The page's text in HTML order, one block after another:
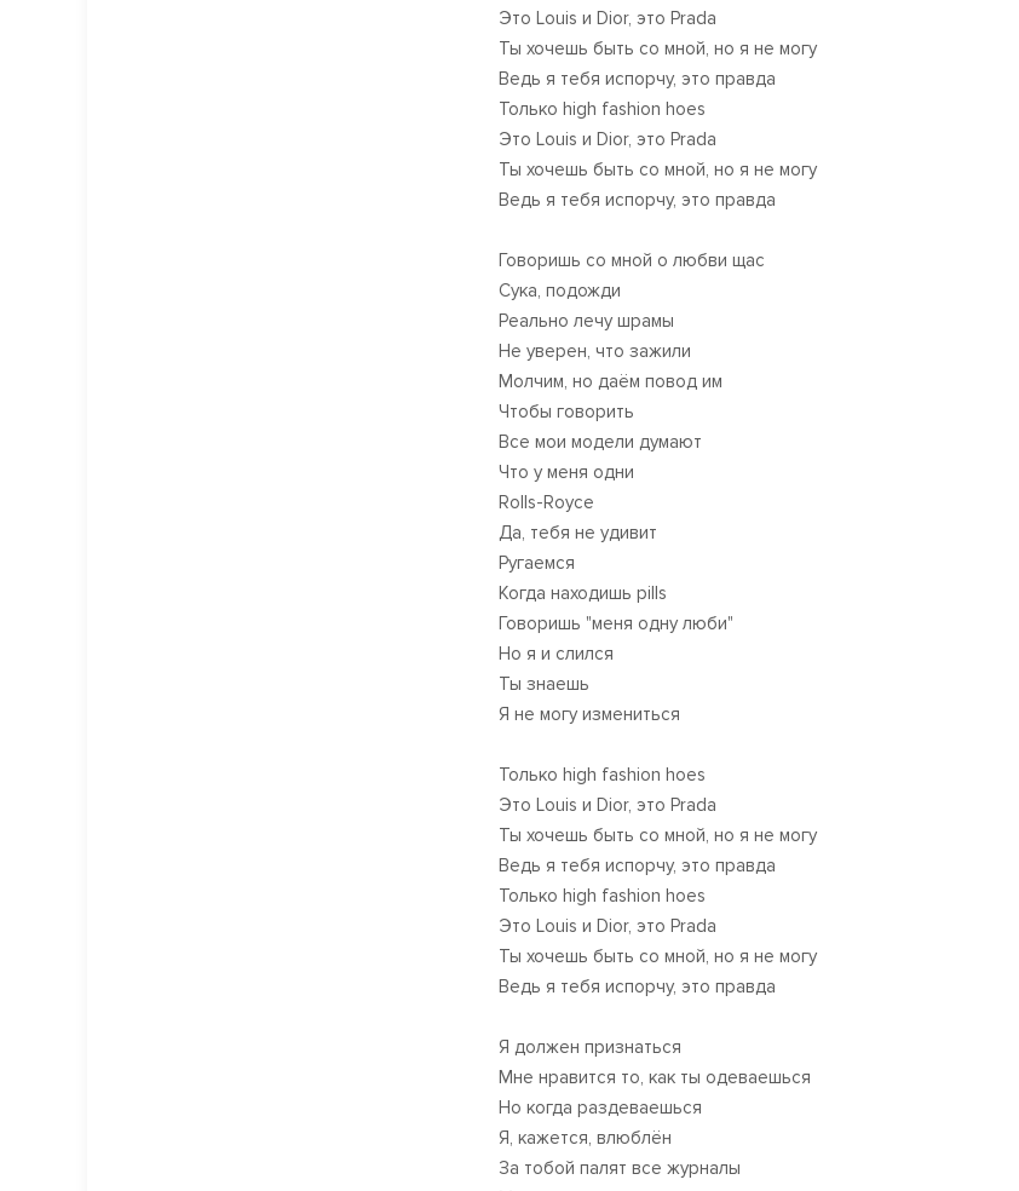
Это Louis и Dior, это Prada
Ты хочешь быть со мной, но я не могу
Ведь я тебя испорчу, это правда
Только high fashion hoes
Это Louis и Dior, это Prada
Ты хочешь быть со мной, но я ​не могу
Ведь я тебя испорчу, это правда
Говоришь со мной о любви щас
Сука, подожди
Реально лечу шрамы
Не уверен, что зажили
Молчим, но даём повод им
Чтобы говорить
Все мои модели думают
Что у меня одни
Rolls-Royce
Да, тебя не удивит
Ругаемся
Когда находишь pills
Говоришь "меня одну люби"
Но я и слился
Ты знаешь
Я не могу измениться
Только high fashion hoes
Это Louis и Dior, это Prada
Ты хочешь быть со мной, но я не могу
Ведь я тебя испорчу, это правда
Только high fashion hoes
Это Louis и Dior, это Prada
Ты хочешь быть со мной, но я ​не могу
Ведь я тебя испорчу, это правда
Я должен признаться
Мне нравится то, как ты одеваешься
Но когда раздеваешься
Я, кажется, влюблён
За тобой палят все журналы